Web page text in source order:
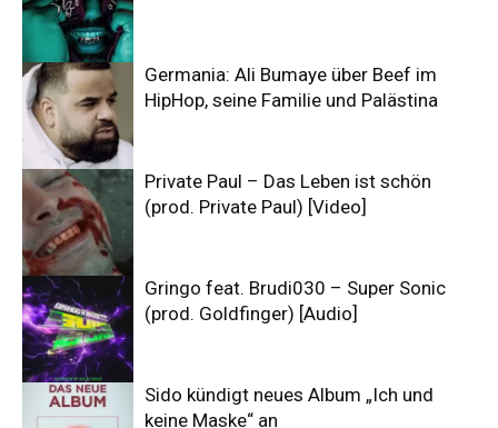
Germania: Ali Bumaye über Beef im
HipHop, seine Familie und Palästina
Private Paul – Das Leben ist schön
(prod. Private Paul) [Video]
Gringo feat. Brudi030 – Super Sonic
(prod. Goldfinger) [Audio]
Sido kündigt neues Album „Ich und
keine Maske“ an